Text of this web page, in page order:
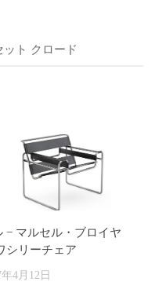
ト クロード
− マルセル・ブロイヤ
シリーチェア
4月12日